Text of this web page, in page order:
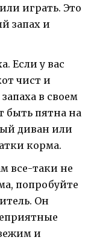
играть. Это
запах и
Если у вас
чист и
в своем
быть пятна на
диван или
корма.
все-таки не
попробуйте
Он
и